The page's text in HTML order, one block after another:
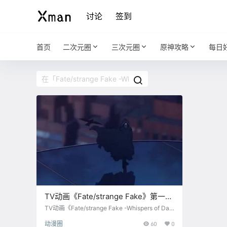
讨论 签到
首页 二次元圈 三次元圈 原神攻略 每日
TV动画《Fate/strange Fake》第一弹
角色PV： “Assassin” 公布
TV动画《Fate/strange Fake -Whispers of Da
日 开播。 简介： “圣杯战争”。以此为名的仪式
动漫圈 60 0